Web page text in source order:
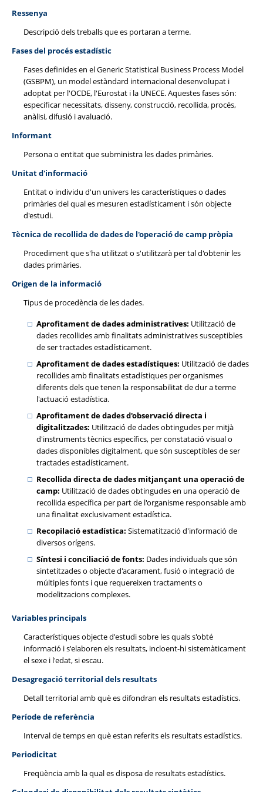
Ressenya
Descripció dels treballs que es portaran a terme.
Fases del procés estadístic
Fases definides en el Generic Statistical Business Process Model
(GSBPM), un model estàndard internacional desenvolupat i
adoptat per l'OCDE, l'Eurostat i la UNECE. Aquestes fases són:
especificar necessitats, disseny, construcció, recollida, procés,
anàlisi, difusió i avaluació.
Informant
Persona o entitat que subministra les dades primàries.
Unitat d'informació
Entitat o individu d'un univers les característiques o dades
primàries del qual es mesuren estadísticament i són objecte
d'estudi.
Tècnica de recollida de dades de l'operació de camp pròpia
Procediment que s'ha utilitzat o s'utilitzarà per tal d'obtenir les
dades primàries.
Origen de la informació
Tipus de procedència de les dades.
Aprofitament de dades administratives: Utilització de
dades recollides amb finalitats administratives susceptibles
de ser tractades estadísticament.
Aprofitament de dades estadístiques: Utilització de dades
recollides amb finalitats estadístiques per organismes
diferents dels que tenen la responsabilitat de dur a terme
l'actuació estadística.
Aprofitament de dades d'observació directa i
digitalitzades: Utilització de dades obtingudes per mitjà
d'instruments tècnics específics, per constatació visual o
dades disponibles digitalment, que són susceptibles de ser
tractades estadísticament.
Recollida directa de dades mitjançant una operació de
camp: Utilització de dades obtingudes en una operació de
recollida específica per part de l'organisme responsable amb
una finalitat exclusivament estadística.
Recopilació estadística: Sistematització d'informació de
diversos orígens.
Síntesi i conciliació de fonts: Dades individuals que són
sintetitzades o objecte d'acarament, fusió o integració de
múltiples fonts i que requereixen tractaments o
modelitzacions complexes.
Variables principals
Característiques objecte d'estudi sobre les quals s'obté
informació i s'elaboren els resultats, incloent-hi sistemàticament
el sexe i l'edat, si escau.
Desagregació territorial dels resultats
Detall territorial amb què es difondran els resultats estadístics.
Període de referència
Interval de temps en què estan referits els resultats estadístics.
Periodicitat
Freqüència amb la qual es disposa de resultats estadístics.